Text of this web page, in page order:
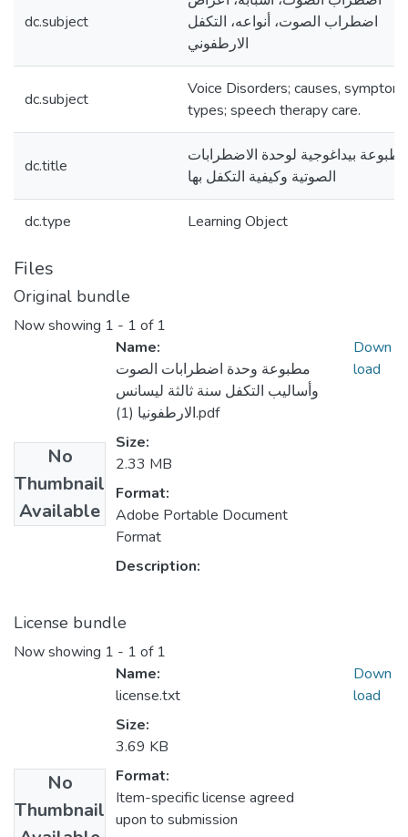
dc.subject
اضطراب الصوت، أنواعه، التكفل
الارطفوني
dc.subject
Voice Disorders; causes,
types; speech therapy care.
dc.title
مطبوعة بيداغوجية لوحدة الاضطرابات
الصوتية وكيفية التكفل بها
dc.type Learning Object
Files
Original bundle
Now showing 1 - 1 of 1
No
Thumbnail
Available
Name:
مطبوعة وحدة اضطرابات الصوت
وأساليب التكفل سنة ثالثة ليسانس
الارطفونيا (1).pdf
Size:
2.33 MB
Format:
Adobe Portable Document
Format
Description:
Down
load
License bundle
Now showing 1 - 1 of 1
No
Thumbnail
Name:
license.txt
Size:
3.69 KB
Format:
Item-specific license agreed
upon to submission
Down
load